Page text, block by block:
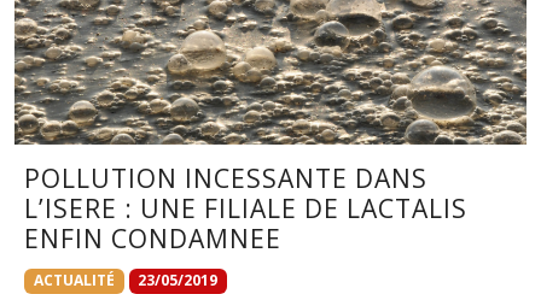
POLLUTION INCESSANTE DANS
L’ISERE : UNE FILIALE DE LACTALIS
ENFIN CONDAMNEE
ACTUALITÉ 23/05/2019